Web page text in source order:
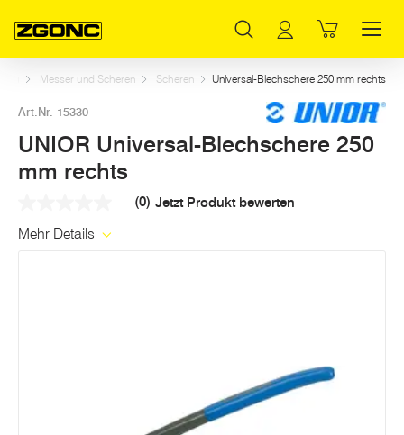
Messer und Scheren Scheren Universal-Blechschere 250 mm rechts
Art.Nr. 15330
UNIOR Universal-Blechschere 250
mm rechts
Link
(0) Jetzt Produkt bewerten
Mehr Details